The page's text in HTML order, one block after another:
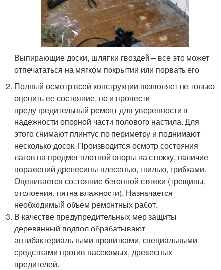
Выпирающие доски, шляпки гвоздей – все это может
отпечататься на мягком покрытии или порвать его
Полный осмотр всей конструкции позволяет не только
оценить ее состояние, но и провести
предупредительный ремонт для уверенности в
надежности опорной части полового настила. Для
этого снимают плинтус по периметру и поднимают
несколько досок. Производится осмотр состояния
лагов на предмет плотной опоры на стяжку, наличие
поражений древесины плесенью, гнилью, грибками.
Оценивается состояние бетонной стяжки (трещины,
отслоения, пятна влажности). Назначается
необходимый объем ремонтных работ.
В качестве предупредительных мер защиты
деревянный подпол обрабатывают
антибактериальными пропитками, специальными
средствами против насекомых, древесных
вредителей.